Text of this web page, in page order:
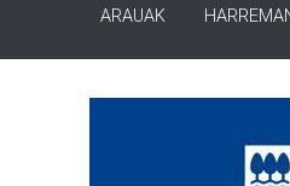
ARAUAK